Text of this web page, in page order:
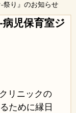
祭り』のお知らせ
児保育室ジ
リニックの
ために縁日